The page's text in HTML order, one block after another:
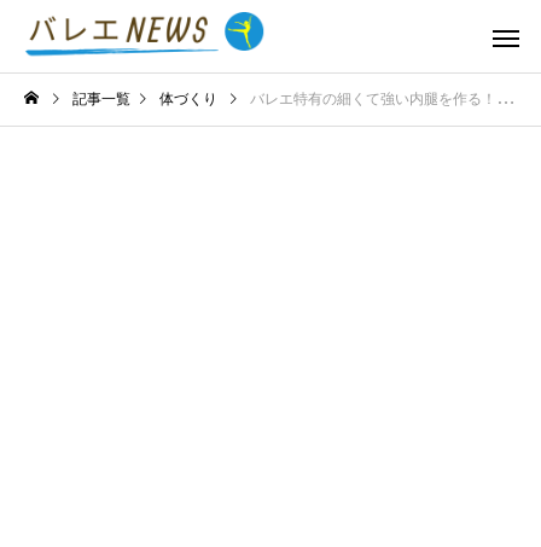
記事一覧 体づくり バレエ特有の細くて強い内腿を作る！太もも前側を張らせないための対策